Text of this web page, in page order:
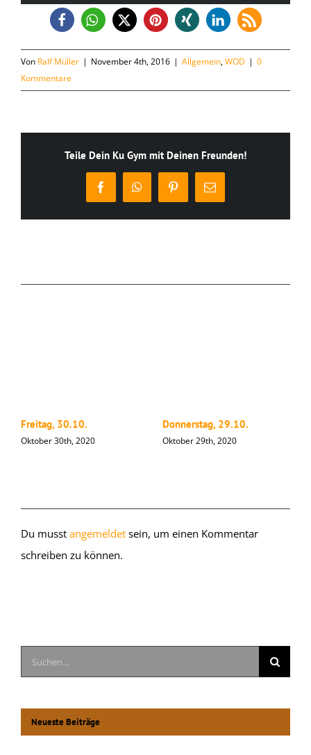
Von Ralf Müller | November 4th, 2016 | Allgemein,WOD | 0
Kommentare
Teile Dein Ku Gym mit Deinen Freunden!
FacebookWhatsAppPinterest
E-
Mail
Freitag, 30.10.
Oktober 30th, 2020
Donnerstag, 29.10.
Oktober 29th, 2020
Du musst angemeldet sein, um einen Kommentar
schreiben zu können.
Suche
nach:
Neueste Beiträge